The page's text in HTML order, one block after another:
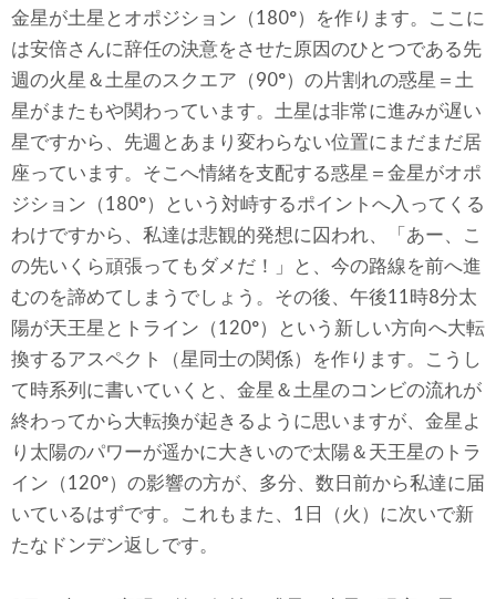
金星が土星とオポジション（180°）を作ります。ここに
は安倍さんに辞任の決意をさせた原因のひとつである先
週の火星＆土星のスクエア（90°）の片割れの惑星＝土
星がまたもや関わっています。土星は非常に進みが遅い
星ですから、先週とあまり変わらない位置にまだまだ居
座っています。そこへ情緒を支配する惑星＝金星がオポ
ジション（180°）という対峙するポイントへ入ってくる
わけですから、私達は悲観的発想に囚われ、「あー、こ
の先いくら頑張ってもダメだ！」と、今の路線を前へ進
むのを諦めてしまうでしょう。その後、午後11時8分太
陽が天王星とトライン（120°）という新しい方向へ大転
換するアスペクト（星同士の関係）を作ります。こうし
て時系列に書いていくと、金星＆土星のコンビの流れが
終わってから大転換が起きるように思いますが、金星よ
り太陽のパワーが遥かに大きいので太陽＆天王星のトラ
イン（120°）の影響の方が、多分、数日前から私達に届
いているはずです。これもまた、1日（火）に次いで新
たなドンデン返しです。